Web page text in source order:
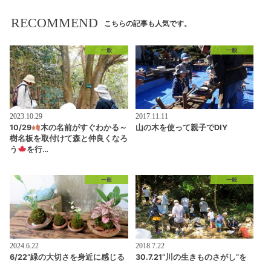
RECOMMEND こちらの記事も人気です。
一般
2023.10.29
10/29
木の名前がすぐわかる～
樹名板を取付けて森と仲良くなろ
う
を行…
一般
2017.11.11
山の木を使って親子でDIY
一般
2024.6.22
6/22”緑の大切さを身近に感じる
一般
2018.7.22
30.7.21”川の生きものさがし”を